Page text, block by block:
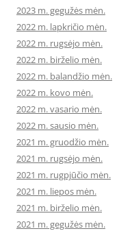
2023 m. gegužės mėn.
2022 m. lapkričio mėn.
2022 m. rugsėjo mėn.
2022 m. birželio mėn.
2022 m. balandžio mėn.
2022 m. kovo mėn.
2022 m. vasario mėn.
2022 m. sausio mėn.
2021 m. gruodžio mėn.
2021 m. rugsėjo mėn.
2021 m. rugpjūčio mėn.
2021 m. liepos mėn.
2021 m. birželio mėn.
2021 m. gegužės mėn.